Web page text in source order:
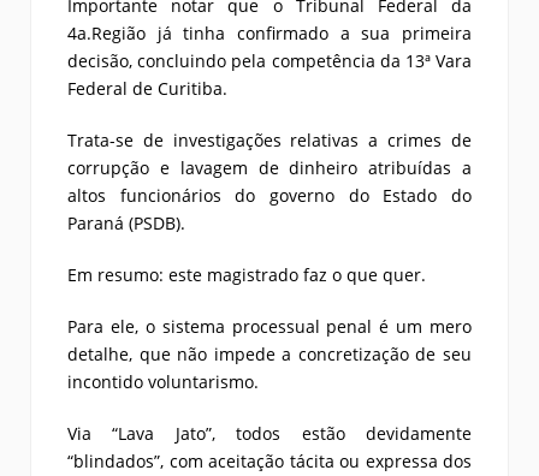
Importante notar que o Tribunal Federal da
4a.Região já tinha confirmado a sua primeira
decisão, concluindo pela competência da 13ª Vara
Federal de Curitiba.
Trata-se de investigações relativas a crimes de
corrupção e lavagem de dinheiro atribuídas a
altos funcionários do governo do Estado do
Paraná (PSDB).
Em resumo: este magistrado faz o que quer.
Para ele, o sistema processual penal é um mero
detalhe, que não impede a concretização de seu
incontido voluntarismo.
Via “Lava Jato”, todos estão devidamente
“blindados”, com aceitação tácita ou expressa dos